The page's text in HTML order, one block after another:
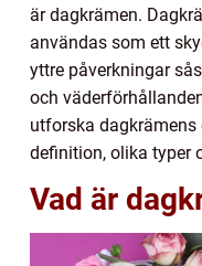
är dagkrämen.
användas som ett
yttre påverkningar
och
utforska dagkrämens
definition, olika typer
Vad är